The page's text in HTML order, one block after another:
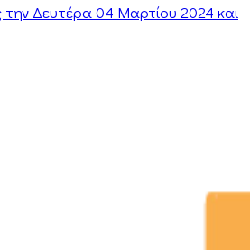
Δευτέρα 04 Μαρτίου 2024 και